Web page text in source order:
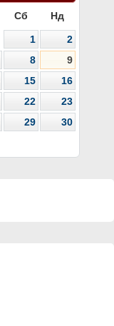
Сб Нд
1
2
8
9
15
16
22
23
29
30